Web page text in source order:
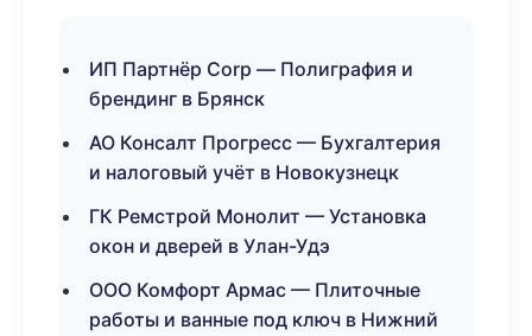
ИП Партнёр Corp — Полиграфия и
брендинг в Брянск
АО Консалт Прогресс — Бухгалтерия
и налоговый учёт в Новокузнецк
ГК Ремстрой Монолит — Установка
окон и дверей в Улан-Удэ
ООО Комфорт Армас — Плиточные
работы и ванные под ключ в Нижний